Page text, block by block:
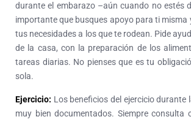
durante el embarazo –aún cuando no estés
importante que busques apoyo para ti misma
tus necesidades a los que te rodean. Pide
de la casa, con la preparación de los
tareas diarias. No pienses que es tu
sola.
Ejercicio: Los beneficios del ejercicio durante
muy bien documentados. Siempre consulta